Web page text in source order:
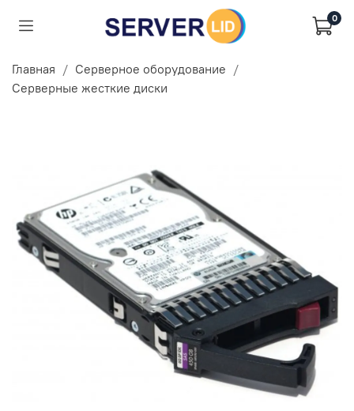
0
Главная
Серверное оборудование
Серверные жесткие диски